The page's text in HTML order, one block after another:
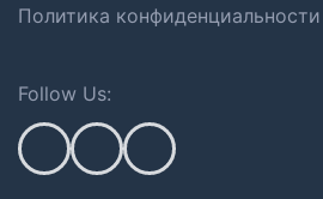
Политика конфиденциальности
Follow Us: